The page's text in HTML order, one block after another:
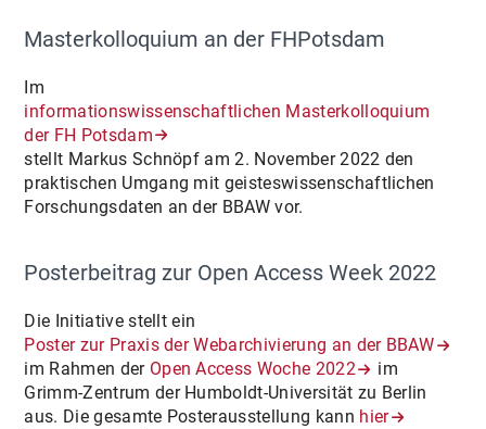
Masterkolloquium an der FHPotsdam
Im
informationswissenschaftlichen Masterkolloquium
der FH Potsdam
stellt Markus Schnöpf am 2. November 2022 den
praktischen Umgang mit geisteswissenschaftlichen
Forschungsdaten an der BBAW vor.
Posterbeitrag zur Open Access Week 2022
Die Initiative stellt ein
Poster zur Praxis der Webarchivierung an der BBAW
im Rahmen der Open Access Woche 2022
im
Grimm-Zentrum der Humboldt-Universität zu Berlin
aus. Die gesamte Posterausstellung kann hier